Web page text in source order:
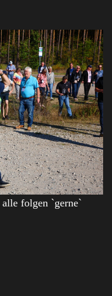
folgen `gerne`